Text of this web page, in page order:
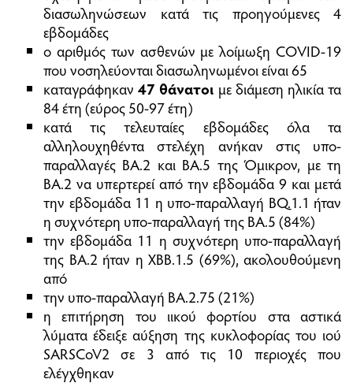
διασωληνώσεων κατά τις προηγούμενες 4
εβδομάδες
ο αριθμός των ασθενών με λοίμωξη COVID-19
που νοσηλεύονται διασωληνωμένοι είναι 65
καταγράφηκαν47 θάνατοι με διάμεση ηλικία τα
84 έτη (εύρος 50-97 έτη)
κατά τις τελευταίες εβδομάδες όλα τα
αλληλουχηθέντα στελέχη ανήκαν στις υπο-
παραλλαγές ΒΑ.2 και ΒΑ.5 της Όμικρον, με τη
ΒΑ.2 να υπερτερεί από την εβδομάδα 9 και μετά
την εβδομάδα 11 η υπο-παραλλαγή BQ.1.1 ήταν
η συχνότερη υπο-παραλλαγή της ΒΑ.5 (84%)
την εβδομάδα 11 η συχνότερη υπο-παραλλαγή
της ΒΑ.2 ήταν η XBB.1.5 (69%), ακολουθούμενη
από
την υπο-παραλλαγή BA.2.75 (21%)
η επιτήρηση του ιικού φορτίου στα αστικά
λύματα έδειξε αύξηση της κυκλοφορίας του ιού
SARSCoV2 σε 3 από τις 10 περιοχές που
ελέγχθηκαν